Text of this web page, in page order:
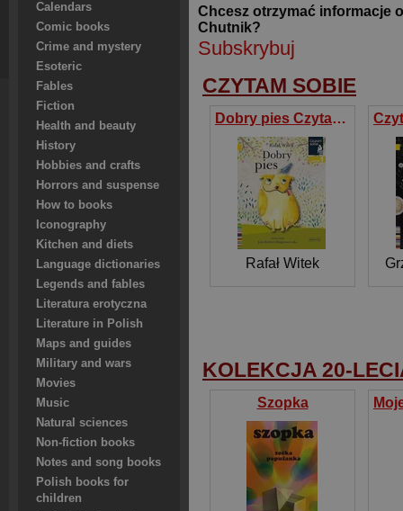
Calendars
Comic books
Crime and mystery
Esoteric
Fables
Fiction
Health and beauty
History
Hobbies and crafts
Horrors and suspense
How to books
Iconography
Kitchen and diets
Language dictionaries
Legends and fables
Literatura erotyczna
Literature in Polish
Maps and guides
Military and wars
Movies
Music
Natural sciences
Non-fiction books
Notes and song books
Polish books for
children
Chcesz otrzymać informacje
Chutnik?
Subskrybuj
CZYTAM SOBIE
Dobry pies Czytam sobie Poziom 1
Rafał Witek
KOLEKCJA 20-
Szopka